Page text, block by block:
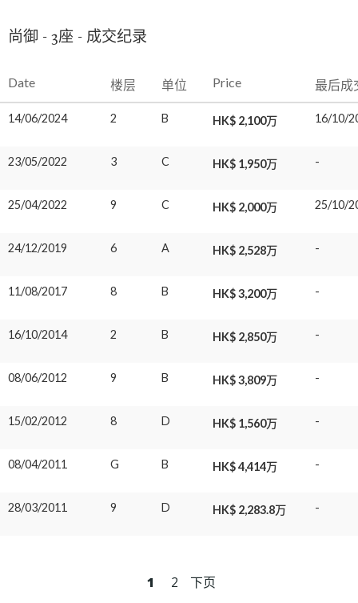
尚御 - 3座 - 成交纪录
Date 楼层 单位 Price 最后成
14/06/2024 2 B HK$ 2,100万 16/10/
23/05/2022 3 C HK$ 1,950万 -
25/04/2022 9 C HK$ 2,000万 25/10/
24/12/2019 6 A HK$ 2,528万 -
11/08/2017 8 B HK$ 3,200万 -
16/10/2014 2 B HK$ 2,850万 -
08/06/2012 9 B HK$ 3,809万 -
15/02/2012 8 D HK$ 1,560万 -
08/04/2011 G B HK$ 4,414万 -
28/03/2011 9 D HK$ 2,283.8万 -
1 2 下页